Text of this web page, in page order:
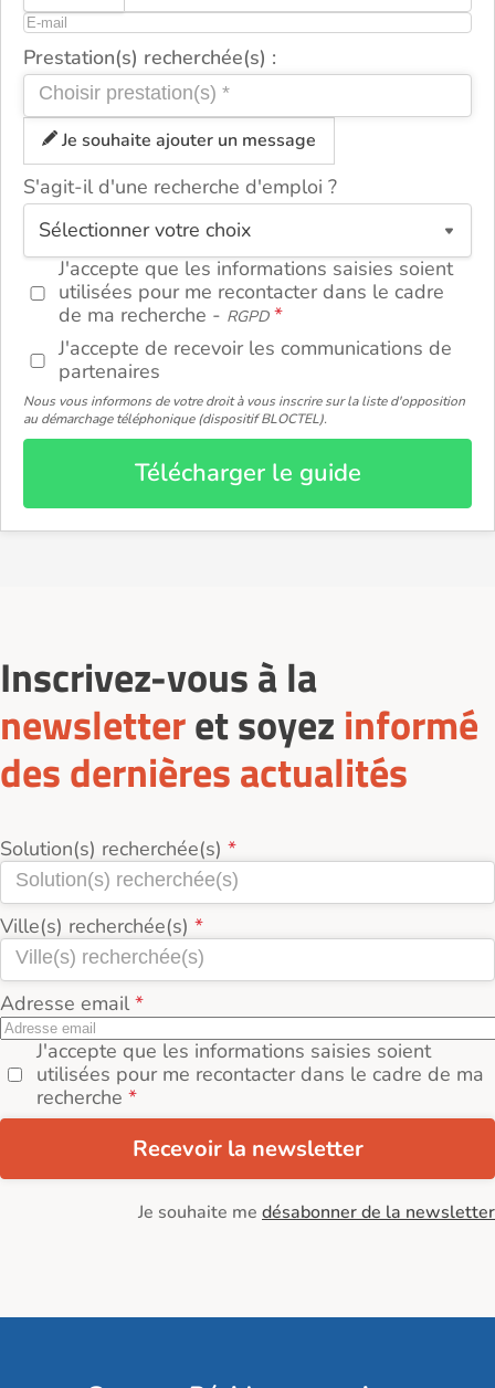
Prestation(s) recherchée(s) :
Je souhaite ajouter un message
S'agit-il d'une recherche d'emploi ?
J'accepte que les informations saisies soient
utilisées pour me recontacter dans le cadre
de ma recherche - RGPD
J'accepte de recevoir les communications de
partenaires
Nous vous informons de votre droit à vous inscrire sur la liste d'opposition
au démarchage téléphonique (dispositif BLOCTEL).
Télécharger le guide
ou
Inscrivez-vous à la
newsletteret soyez informé
des dernières actualités
Solution(s) recherchée(s)
Ville(s) recherchée(s)
Adresse email
J'accepte que les informations saisies soient
utilisées pour me recontacter dans le cadre de ma
recherche
Recevoir la newsletter
Je souhaite me désabonner de la newsletter